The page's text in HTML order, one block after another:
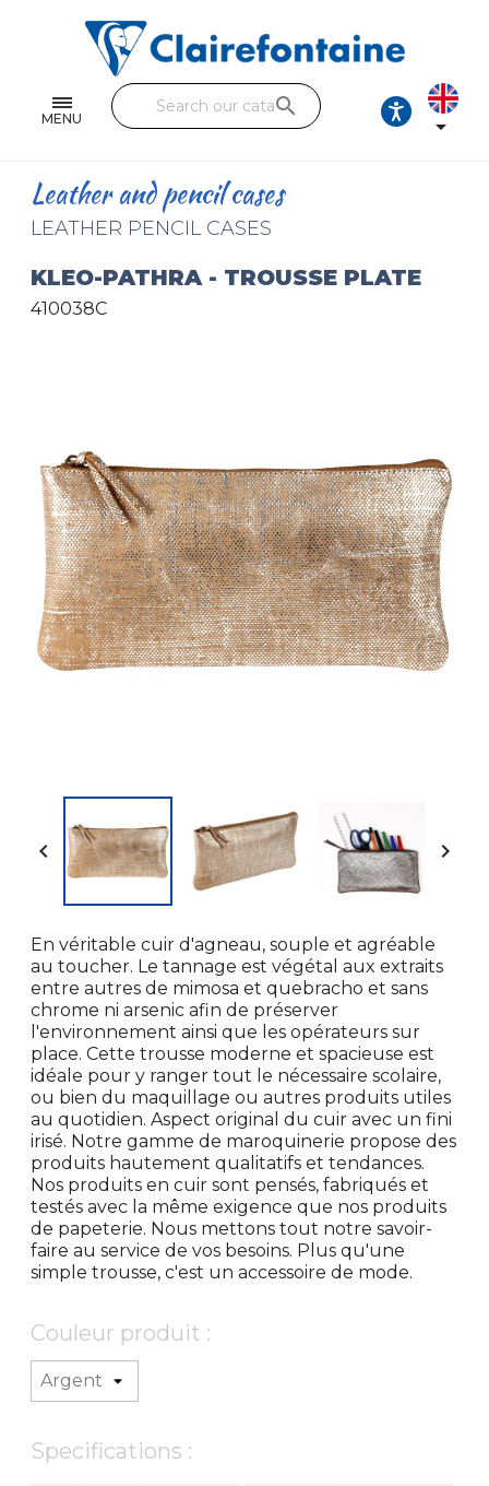
MENU
Single and double sheets
Fine arts
Handicraft
Pencil cases & Leather goods
search

Leather and pencil cases
LEATHER PENCIL CASES
KLEO-PATHRA - TROUSSE PLATE
410038C
 
En véritable cuir d'agneau, souple et agréable
au toucher. Le tannage est végétal aux extraits
entre autres de mimosa et quebracho et sans
chrome ni arsenic afin de préserver
l'environnement ainsi que les opérateurs sur
place. Cette trousse moderne et spacieuse est
idéale pour y ranger tout le nécessaire scolaire,
ou bien du maquillage ou autres produits utiles
au quotidien. Aspect original du cuir avec un fini
irisé. Notre gamme de maroquinerie propose des
produits hautement qualitatifs et tendances.
Nos produits en cuir sont pensés, fabriqués et
testés avec la même exigence que nos produits
de papeterie. Nous mettons tout notre savoir-
faire au service de vos besoins. Plus qu'une
simple trousse, c'est un accessoire de mode.
Couleur produit :
Specifications :